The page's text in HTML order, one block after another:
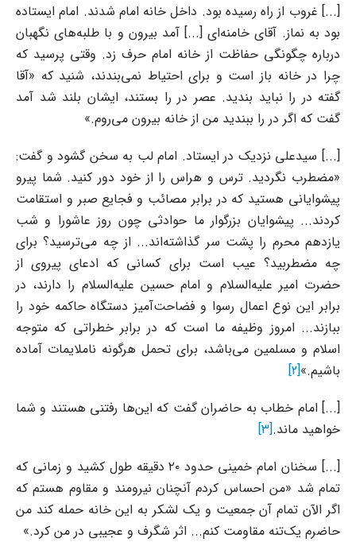
[...] غروب از راه رسیده بود. داخل خانه امام شدند. امام ایستاده
بود به نماز. آقای خامنه‌ای [...] آمد بیرون و با طلبه‌های نگهبان
درباره چگونگی حفاظت از خانه امام حرف زد. وقتی پرسید که
چرا در خانه باز است و برای احتیاط نمی‌بندند، شنید که «آقا
گفته در را نباید بندید. عصر در را بستند، ایشان بلند شد آمد
گفت که اگر در را ببندید من از خانه بیرون می‌روم.»
[...] سیدعلی نزدیک در ایستاد. امام لب به سخن گشود و گفت:
«مضطرب نگردید. ترس و هراس را از خود دور کنید. شما پیرو
پیشوایانی هستید که در برابر مصائب و فجایع صبر و استقامت
کردند... پیشوایان بزرگوار ما حوادثی چون روز عاشورا و شب
یازدهم محرم را پشت سر گذاشته‌اند... از چه می‌ترسید؟ برای
چه مضطربید؟ عیب است برای کسانی که ادعای پیروی از
حضرت امیر علیه‌السلام و امام حسین علیه‌السلام را دارند، در
برابر این نوع اعمال رسوا و فضاحت‌آمیز دستگاه حاکمه خود را
ببازند... امروز وظیفه ما است که در برابر خطراتی که متوجه
اسلام و مسلمین می‌باشد، برای تحمل هرگونه ناملایمات آماده
باشیم.»[2]
[...] امام خطاب به حاضران گفت که این‌ها رفتنی هستند و شما
خواهید ماند.[3]
[...] سخنان امام خمینی حدود ۲۰ دقیقه طول کشید و زمانی که
تمام شد «من احساس کردم آنچنان نیرومند و مقاوم هستم که
اگر الآن تمام آن جمعیت و یک لشکر به این خانه حمله کند من
حاضرم یک‌تنه مقاومت کنم... اثر شگرف و عجیبی در من کرد.»